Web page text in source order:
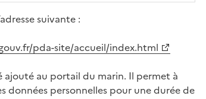
suivante :
pda-site/accueil/index.html
ajouté au portail du marin. Il permet à
données personnelles pour une durée de